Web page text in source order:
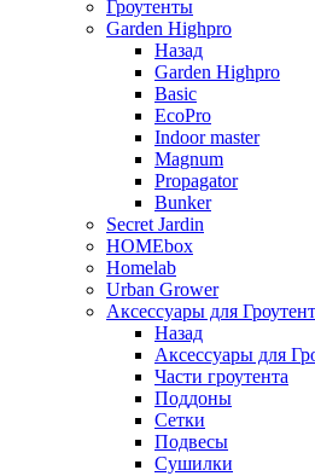
Гроутенты
Garden Highpro
Назад
Garden Highpro
Basic
EcoPro
Indoor master
Magnum
Propagator
Bunker
Secret Jardin
HOMEbox
Homelab
Urban Grower
Аксессуары для
Назад
Аксессуары для
Части гроутента
Поддоны
Сетки
Подвесы
Сушилки